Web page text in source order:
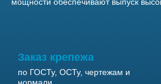
Заказ крепежа
по ГОСТу, ОСТу, чертежам и